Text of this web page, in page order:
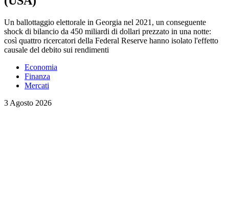
Un ballottaggio elettorale in Georgia nel 2021, un conseguente
shock di bilancio da 450 miliardi di dollari prezzato in una notte:
così quattro ricercatori della Federal Reserve hanno isolato l'effetto
causale del debito sui rendimenti
Economia
Finanza
Mercati
3 Agosto 2026